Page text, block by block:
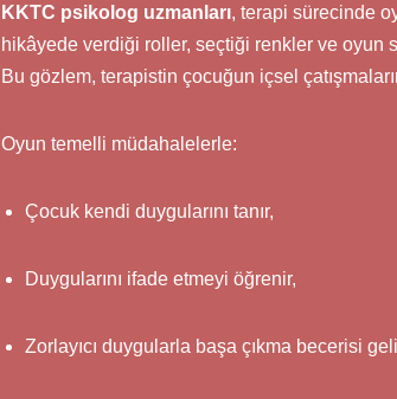
KKTC psikolog uzmanları, terapi sürecinde
hikâyede verdiği roller, seçtiği renkler ve oyun
Bu gözlem, terapistin çocuğun içsel
Oyun temelli müdahalelerle:
Çocuk kendi duygularını tanır,
Duygularını ifade etmeyi öğrenir,
Zorlayıcı duygularla başa çıkma becerisi